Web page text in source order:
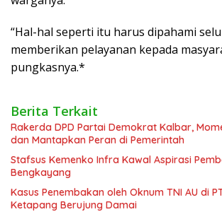
“Hal-hal seperti itu harus dipahami
memberikan pelayanan kepada
pungkasnya.*
Berita Terkait
Rakerda DPD Partai Demokrat Kalbar,
dan Mantapkan Peran di Pemerintah
Stafsus Kemenko Infra Kawal Aspirasi
Bengkayang
Kasus Penembakan oleh Oknum TNI AU di
Ketapang Berujung Damai